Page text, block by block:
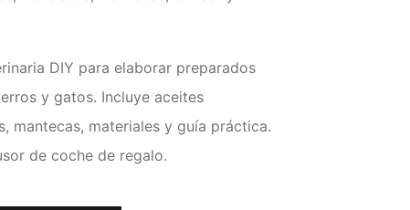
DIY para elaborar preparados
y gatos. Incluye aceites
mantecas, materiales y guía práctica.
de coche de regalo.